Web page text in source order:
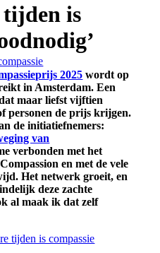
tijden is
2025 wordt op
in Amsterdam. Een
maar liefst vijftien
personen de prijs krijgen.
de initiatiefnemers:
van
verbonden met het
en met de vele
Het netwerk groeit, en
deze zachte
al maak ik dat zelf
tijden is compassie